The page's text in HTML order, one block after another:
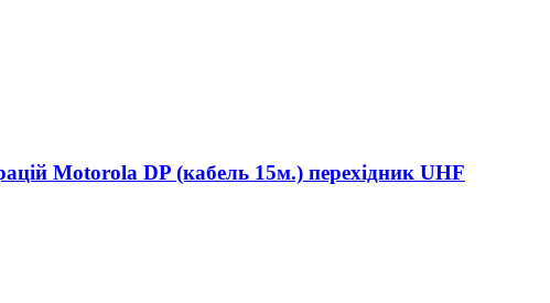
Motorola DP (кабель 15м.) перехідник UHF